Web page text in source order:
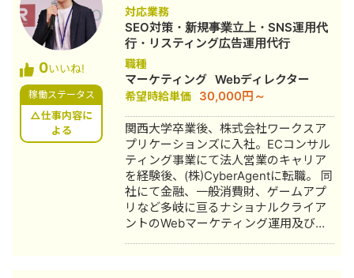
落とさず伸ばし続けることに寄与。 現
在はBtoBの建築資材メーカーにCMOと
してWebマーケティングを中心とした
拡大戦略業務の立案から実行に取り組
んでいます。 具体的に何から始めるか
分からない方に事業者目線で支援がで
きると思います。 【職歴】事業会社 鉄
骨プレハブ住宅メーカー・・・営業１
年、営業企画１０年 調剤機器メーカ
ー・・・営業企画１７年 （メンバー１
１人のマネジメント１０年） 建築資材
メーカー・・・CMO １年半
0いいね!
稼働ステータス
△仕事内容に
よる
対応業務
SEO対策・新規事業立上・SNS運用代
行・リスティング広告運用代行
職種
マーケティング Webディレクター
希望時給単価 30,000円～
関西大学卒業後、株式会社ワークスア
プリケーションズに入社。ECコンサル
ティング事業にて法人営業のキャリア
を経験後、(株)CyberAgentに転職。 同
社にて金融、一般消費財、ゲームアプ
リなど多岐に亘るナショナルクライア
ントのWebマーケティング運用及び新